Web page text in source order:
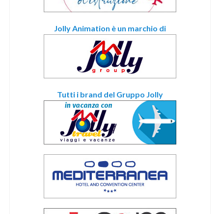
Jolly Animation è un marchio di
Tutti i brand del Gruppo Jolly